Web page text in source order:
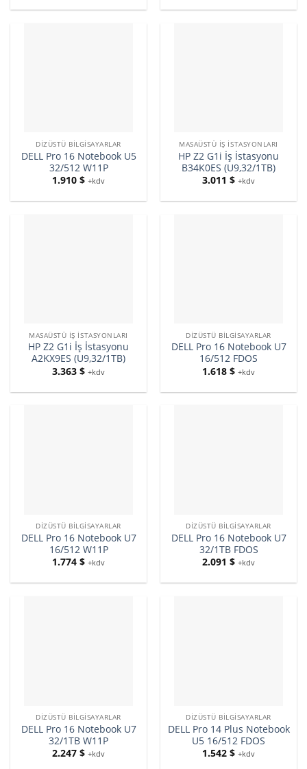
DIZÜSTÜ BILGISAYARLAR
DELL Pro 16 Notebook U5
32/512 W11P
1.910 $ +kdv
MASAÜSTÜ İŞ İSTASYONLARI
HP Z2 G1i İş İstasyonu
B34K0ES (U9,32/1TB)
3.011 $ +kdv
MASAÜSTÜ İŞ İSTASYONLARI
HP Z2 G1i İş İstasyonu
A2KX9ES (U9,32/1TB)
3.363 $ +kdv
DIZÜSTÜ BILGISAYARLAR
DELL Pro 16 Notebook U7
16/512 FDOS
1.618 $ +kdv
DIZÜSTÜ BILGISAYARLAR
DELL Pro 16 Notebook U7
16/512 W11P
1.774 $ +kdv
DIZÜSTÜ BILGISAYARLAR
DELL Pro 16 Notebook U7
32/1TB FDOS
2.091 $ +kdv
DIZÜSTÜ BILGISAYARLAR
DELL Pro 16 Notebook U7
32/1TB W11P
2.247 $ +kdv
DIZÜSTÜ BILGISAYARLAR
DELL Pro 14 Plus Notebook
U5 16/512 FDOS
1.542 $ +kdv